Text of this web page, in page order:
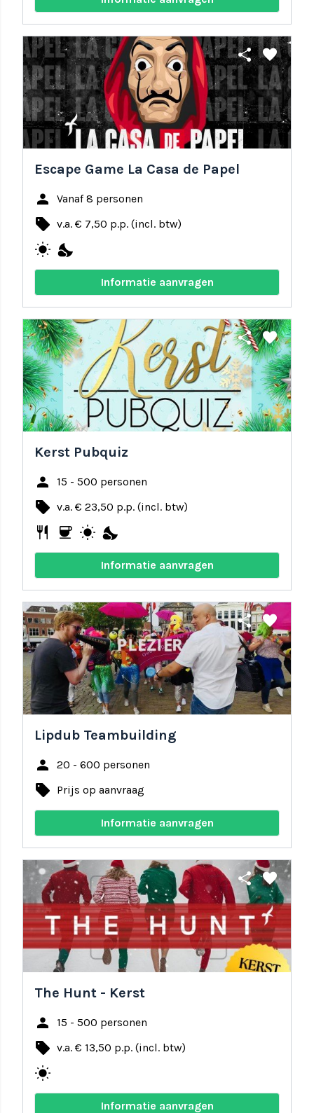
share favorite
Escape Game La Casa de Papel
person Vanaf 8 personen
local_offer v.a. € 7,50 p.p. (incl. btw)
wb_sunny nights_stay
Informatie aanvragen
share favorite
Kerst Pubquiz
person 15 - 500 personen
local_offer v.a. € 23,50 p.p. (incl. btw)
restaurant coffee wb_sunny nights_stay
Informatie aanvragen
share favorite
Lipdub Teambuilding
person 20 - 600 personen
local_offer Prijs op aanvraag
Informatie aanvragen
share favorite
The Hunt - Kerst
person 15 - 500 personen
local_offer v.a. € 13,50 p.p. (incl. btw)
wb_sunny
Informatie aanvragen